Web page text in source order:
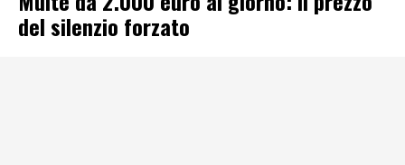
del silenzio forzato